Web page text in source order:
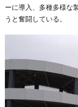
ーに導入、多種多様な
うと奮闘している。